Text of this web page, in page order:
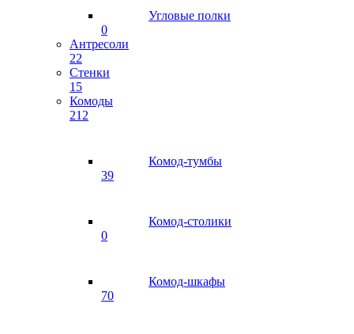
Угловые полки
0
Антресоли
22
Стенки
15
Комоды
212
Комод-тумбы
39
Комод-столики
0
Комод-шкафы
70